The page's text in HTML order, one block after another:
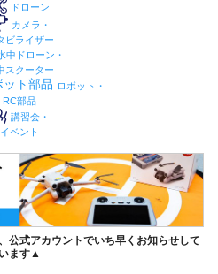
ドローン
カメラ・
ビライザー
中ドローン・
スクーター
ロボット・
RC部品
講習会・
イベント
公式アカウントでいち早くお知らせして
います▲